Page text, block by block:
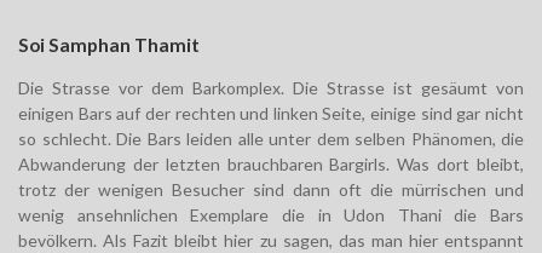
Soi Samphan Thamit
Die Strasse vor dem Barkomplex. Die Strasse ist gesäumt von
einigen Bars auf der rechten und linken Seite, einige sind gar nicht
so schlecht. Die Bars leiden alle unter dem selben Phänomen, die
Abwanderung der letzten brauchbaren Bargirls. Was dort bleibt,
trotz der wenigen Besucher sind dann oft die mürrischen und
wenig ansehnlichen Exemplare die in Udon Thani die Bars
bevölkern. Als Fazit bleibt hier zu sagen, das man hier entspannt